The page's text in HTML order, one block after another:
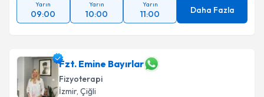
Yarın
09:00
Yarın
10:00
Yarın
11:00 Daha Fazla
Fzt. Emine Bayırlar
Fizyoterapi
İzmir, Çiğli